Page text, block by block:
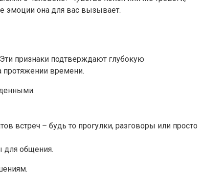
эмоции она для вас вызывает.
признаки подтверждают глубокую
протяжении времени.
встреч – будь то прогулки, разговоры или просто
для общения.